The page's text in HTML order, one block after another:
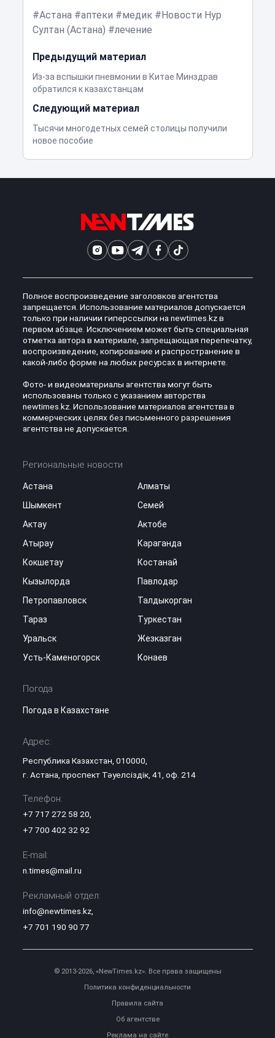
Астана
аптеки медик
Новости Нур
Султан (Астана)
лечение
Предыдущий материал
Из-за вспышки пневмонии в Китае Минздрав
обратился к казахстанцам
Следующий материал
Тысячи многодетных семей столицы получили
новое пособие
Полное воспроизведение заголовков агентства
запрещается. Использование материалов допускается
только при наличии гиперссылки на newtimes.kz в
первом абзаце. Исключением может быть специальная
отметка автора в материале, запрещающая перепечатку,
воспроизведение, копирование и распространение в
какой-либо форме на любых ресурсах в интернете.
Фото- и видеоматериалы агентства могут быть
использованы только с указанием авторства
newtimes.kz. Использование материалов агентства в
коммерческих целях без письменного разрешения
агентства не допускается.
Региональные новости
Астана
Алматы
Шымкент
Семей
Актау
Актобе
Атырау
Караганда
Кокшетау
Костанай
Кызылорда
Павлодар
Петропавловск
Талдыкорган
Тараз
Туркестан
Уральск
Жезказган
Усть-Каменогорск
Конаев
Погода
Погода в Казахстане
Адрес:
Республика Казахстан, 010000,
г. Астана, проспект Тәуелсіздік, 41, оф. 214
Телефон:
+7 717 272 58 20,
+7 700 402 32 92
E-mail:
n.times@mail.ru
Рекламный отдел:
info@newtimes.kz,
+7 701 190 90 77
© 2013-2026, «NewTimes.kz». Все права защищены
Политика конфиденциальности
Правила сайта
Об агентстве
Реклама на сайте